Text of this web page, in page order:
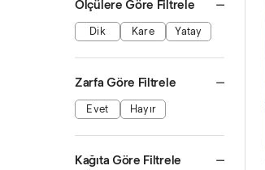
Ölçülere Göre Filtrele
Dik Kare Yatay
Zarfa Göre Filtrele
Evet Hayır
Kağıta Göre Filtrele